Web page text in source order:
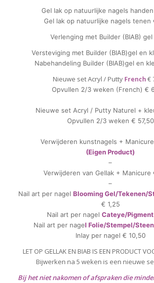
Gel lak op natuurlijke nagels
Gel lak op natuurlijke nagels tenen
Verlenging met Builder (BIAB)
Versteviging met Builder (BIAB)gel en
Nabehandeling Builder (BIAB)gel en
Nieuwe set Acryl / Putty French €
Opvullen 2/3 weken (French) €
Nieuwe set Acryl / Putty Naturel +
Opvullen 2/3 weken € 57,50
Verwijderen kunstnagels +
(Eigen Product)
–
Verwijderen van Gellak + Manicure
–
Nail art per nagelBlooming Gel/Tekenen/
€ 1,25
Nail art per nagel Cateye/Pigment
Nail art per nagel Folie/Stempel/
Inlay per nagel € 10,50
LET OP GELLAK EN BIAB IS EEN PRODUCT
Bijwerken na 5 weken is een nieuwe
Bij het niet nakomen of afspraken die